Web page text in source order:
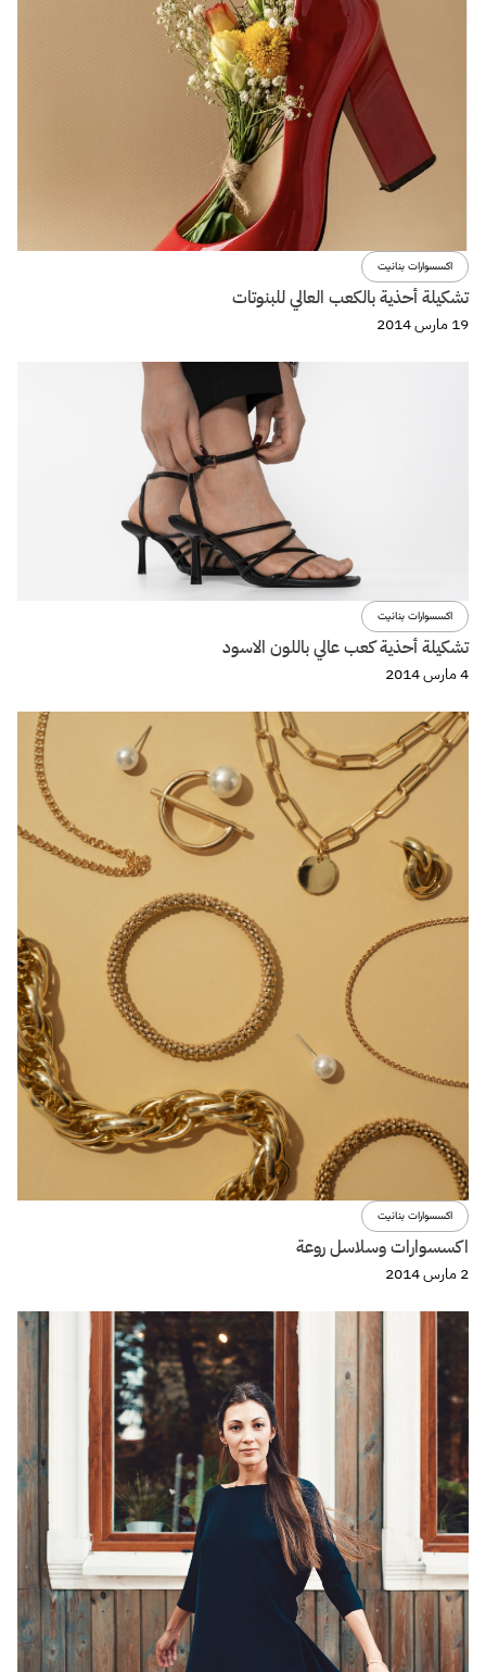
اكسسوارات بنانيت
تشكيلة أحذية بالكعب العالي للبنوتات
19 مارس 2014
اكسسوارات بنانيت
تشكيلة أحذية كعب عالي باللون الاسود
4 مارس 2014
اكسسوارات بنانيت
اكسسوارات وسلاسل روعة
2 مارس 2014